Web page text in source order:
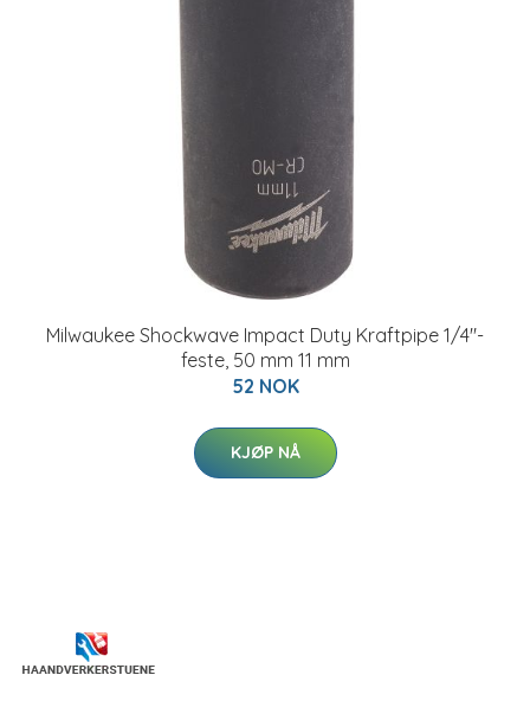
Milwaukee Shockwave Impact Duty Kraftpipe 1/4"-
feste, 50 mm 11 mm
52 NOK
KJØP NÅ